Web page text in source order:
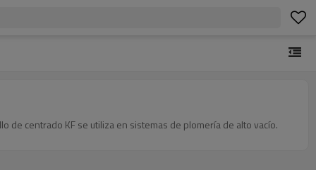
de centrado KF se utiliza en sistemas de plomería de alto vacío.